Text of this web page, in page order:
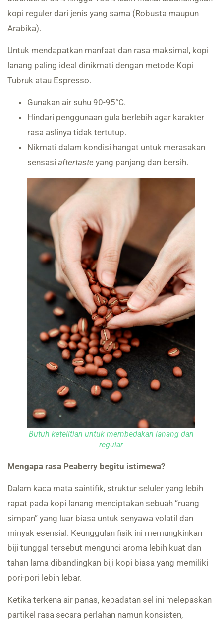
kopi reguler dari jenis yang sama (Robusta maupun
Arabika).
Untuk mendapatkan manfaat dan rasa maksimal, kopi
lanang paling ideal dinikmati dengan metode Kopi
Tubruk atau Espresso.
Gunakan air suhu 90-95°C.
Hindari penggunaan gula berlebih agar karakter
rasa aslinya tidak tertutup.
Nikmati dalam kondisi hangat untuk merasakan
sensasi aftertaste yang panjang dan bersih.
Butuh ketelitian untuk membedakan lanang dan
regular
Mengapa rasa Peaberry begitu istimewa?
Dalam kaca mata saintifik, struktur seluler yang lebih
rapat pada kopi lanang menciptakan sebuah “ruang
simpan” yang luar biasa untuk senyawa volatil dan
minyak esensial. Keunggulan fisik ini memungkinkan
biji tunggal tersebut mengunci aroma lebih kuat dan
tahan lama dibandingkan biji kopi biasa yang memiliki
pori-pori lebih lebar.
Ketika terkena air panas, kepadatan sel ini melepaskan
partikel rasa secara perlahan namun konsisten,